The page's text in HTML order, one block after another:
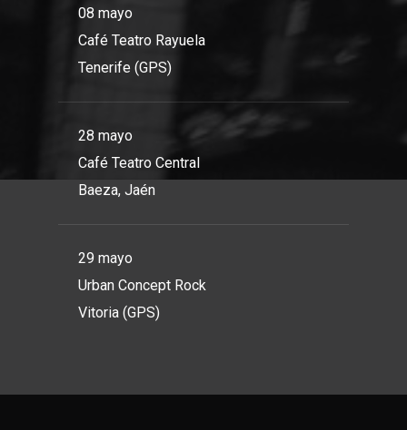
08 mayo
Café Teatro Rayuela
Tenerife (GPS)
28 mayo
Café Teatro Central
Baeza, Jaén
29 mayo
Urban Concept Rock
Vitoria (GPS)